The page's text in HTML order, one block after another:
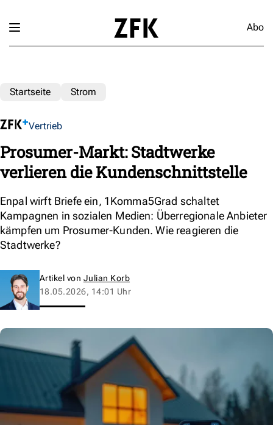
Abo
Startseite Strom
Vertrieb
Prosumer-Markt: Stadtwerke
verlieren die Kundenschnittstelle
Enpal wirft Briefe ein, 1Komma5Grad schaltet
Kampagnen in sozialen Medien: Überregionale Anbieter
kämpfen um Prosumer-Kunden. Wie reagieren die
Stadtwerke?
Artikel von Julian Korb
18.05.2026, 14:01 Uhr